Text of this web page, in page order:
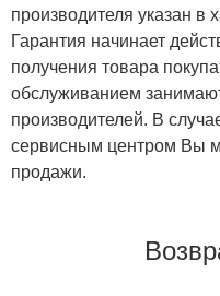
производителя указан в
Гарантия начинает
получения товара
обслуживанием
производителей. В
сервисным центром Вы
продажи.